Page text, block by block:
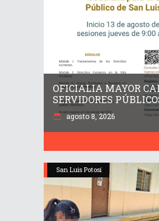
OFICIALIA MAYOR
SERVIDORES
agosto 8, 2026
San Luis Potosí